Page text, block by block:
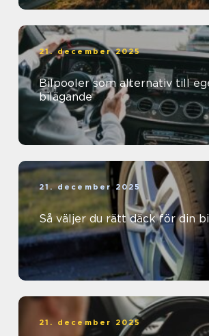
21. december 2025
Bilpooler som alternativ till
bilägande
21. december 2025
Så väljer du rätt däck för din bil
21. december 2025